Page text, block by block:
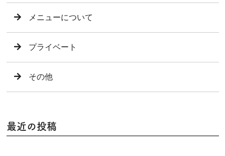
メニューについて
プライベート
その他
最近の投稿